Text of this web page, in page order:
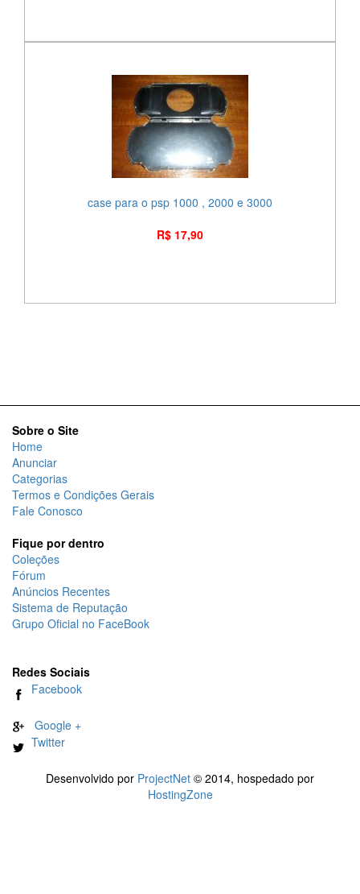
case para o psp 1000 , 2000 e 3000
R$ 17,90
Sobre o Site
Home
Anunciar
Categorias
Termos e Condições Gerais
Fale Conosco
Fique por dentro
Coleções
Fórum
Anúncios Recentes
Sistema de Reputação
Grupo Oficial no FaceBook
Redes Sociais
Facebook
Google +
Twitter
Desenvolvido por ProjectNet © 2014, hospedado por
HostingZone